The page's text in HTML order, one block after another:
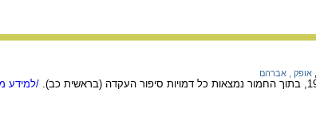
אופק , אברהם
/למידע